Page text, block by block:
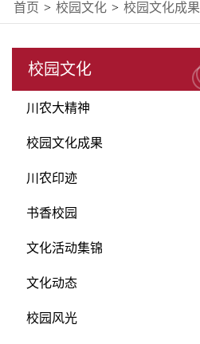
首页 > 校园文化 > 校园文化成果
校园文化
川农大精神
校园文化成果
川农印迹
书香校园
文化活动集锦
文化动态
校园风光